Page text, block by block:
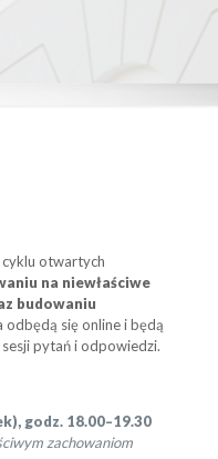
cyklu otwartych
na niewłaściwe
budowaniu
odbędą się online i będą
sesji pytań i odpowiedzi.
godz. 18.00–19.30
zachowaniom